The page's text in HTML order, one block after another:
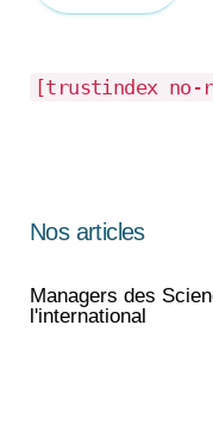
[trustindex no-
Nos articles
Managers des
l'international